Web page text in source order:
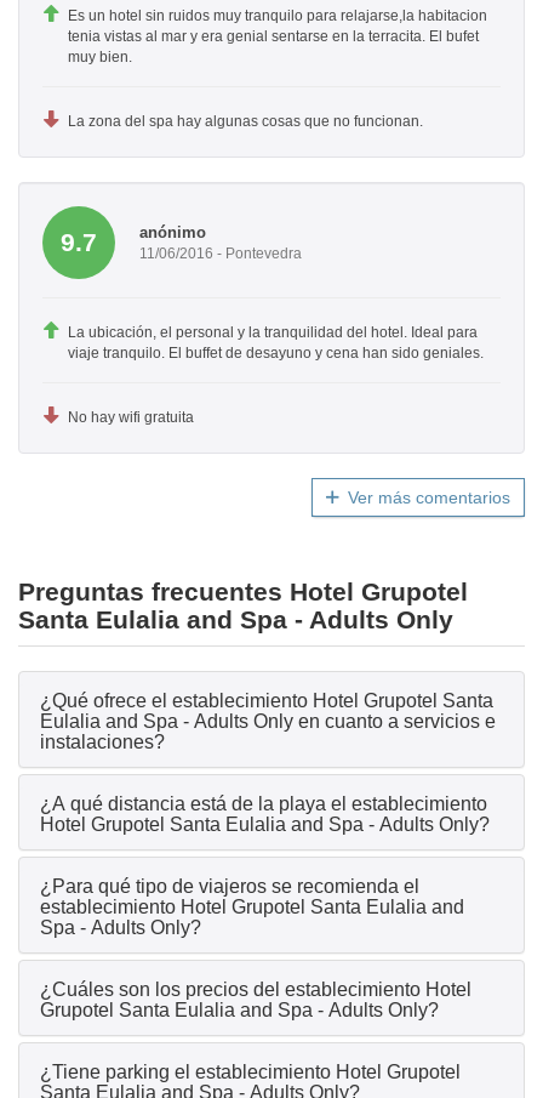
Es un hotel sin ruidos muy tranquilo para relajarse,la habitacion
tenia vistas al mar y era genial sentarse en la terracita. El bufet
muy bien.
La zona del spa hay algunas cosas que no funcionan.
9.7 anónimo
11/06/2016 - Pontevedra
La ubicación, el personal y la tranquilidad del hotel. Ideal para
viaje tranquilo. El buffet de desayuno y cena han sido geniales.
No hay wifi gratuita
Ver más comentarios
Preguntas frecuentes Hotel Grupotel
Santa Eulalia and Spa - Adults Only
¿Qué ofrece el establecimiento Hotel Grupotel Santa
Eulalia and Spa - Adults Only en cuanto a servicios e
instalaciones?
¿A qué distancia está de la playa el establecimiento
Hotel Grupotel Santa Eulalia and Spa - Adults Only?
¿Para qué tipo de viajeros se recomienda el
establecimiento Hotel Grupotel Santa Eulalia and
Spa - Adults Only?
¿Cuáles son los precios del establecimiento Hotel
Grupotel Santa Eulalia and Spa - Adults Only?
¿Tiene parking el establecimiento Hotel Grupotel
Santa Eulalia and Spa - Adults Only?